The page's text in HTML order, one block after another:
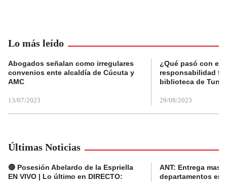
Lo más leído
Abogados señalan como irregulares
convenios ente alcaldía de Cúcuta y
AMC
13/07/2023
¿Qué pasó con el
responsabilidad
biblioteca de
29/08/2023
Últimas Noticias
🔴 Posesión Abelardo de la Espriella
EN VIVO | Lo último en DIRECTO:
ANT: Entrega
departamentos en